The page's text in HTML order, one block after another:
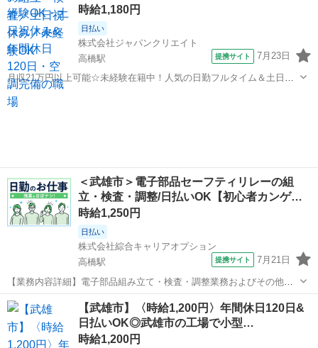
時給1,180円
日払い
株式会社ジャパンクリエイト
高橋駅
提携サイト 7月23日
月収21万円以上可能☆未経験在籍中！人気の日勤フルタイム＆土日祝
休み◎入社前の工場見学OK♪／20代・30代・40代・50代在籍中 ＼株式
会社ジャパンクリエイトの強み／ 【製造・物流に特化した圧倒的な専
佐賀
＜武雄市＞電子部品セーフティリレーの組
立・検査・調整/日払いOK【初心者カンゲ…
時給1,250円
日払い
株式会社綜合キャリアオプション
高橋駅
提携サイト 7月21日
【業務内容詳細】電子部品組み立て・検査・調整業務およびその他付
随業務└電子部品(セーフティリレー) のラインオペレータ【取扱製品情
報】セーフティリレー 。＋お仕事探しはコンシェルスタッフにおまか
せ＋。 あなたのお仕事探し...
佐賀 高橋駅 工場
【武雄市】〈時給1,200円〉年間休日120日&
日払いOK◎武雄市の工場で小型…
時給1,200円